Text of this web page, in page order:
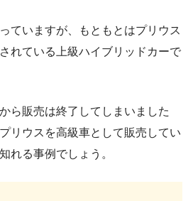
ていますが、もともとはプリウス
れている上級ハイブリッドカーで
ら販売は終了してしまいました
リウスを高級車として販売してい
れる事例でしょう。